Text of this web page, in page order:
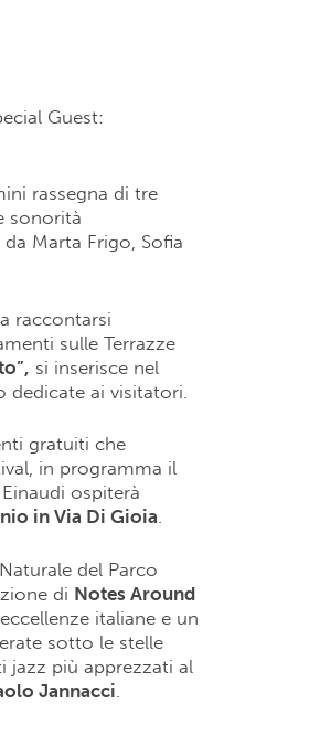
Guest:
rassegna di tre
sonorità
Marta Frigo, Sofia
raccontarsi
sulle Terrazze
si inserisce nel
ai visitatori.
gratuiti che
in programma il
ospiterà
in Via Di Gioia.
del Parco
di Notes Around
italiane e un
sotto le stelle
jazz più apprezzati al
Jannacci